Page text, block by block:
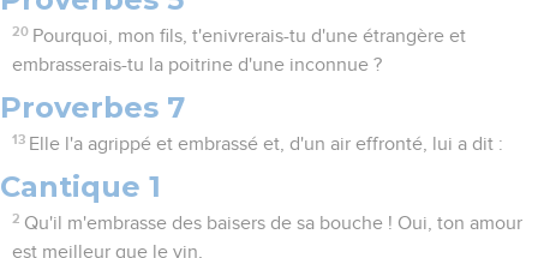
20 Pourquoi, mon fils, t'enivrerais-tu d'une étrangère et
embrasserais-tu la poitrine d'une inconnue ?
Proverbes 7
13 Elle l'a agrippé et embrassé et, d'un air effronté, lui a dit :
Cantique 1
2 Qu'il m'embrasse des baisers de sa bouche ! Oui, ton amour
est meilleur que le vin,